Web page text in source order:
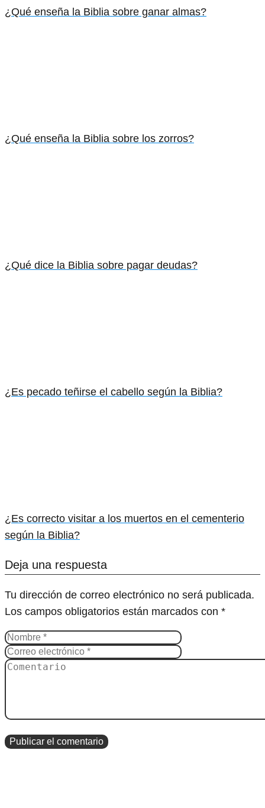
¿Qué enseña la Biblia sobre ganar almas?
¿Qué enseña la Biblia sobre los zorros?
¿Qué dice la Biblia sobre pagar deudas?
¿Es pecado teñirse el cabello según la Biblia?
¿Es correcto visitar a los muertos en el cementerio
según la Biblia?
Deja una respuesta
Tu dirección de correo electrónico no será publicada.
Los campos obligatorios están marcados con *